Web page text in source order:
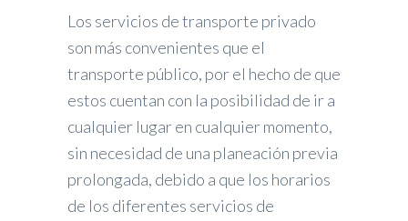
Los servicios de transporte privado
son más convenientes que el
transporte público, por el hecho de que
estos cuentan con la posibilidad de ir a
cualquier lugar en cualquier momento,
sin necesidad de una planeación previa
prolongada, debido a que los horarios
de los diferentes servicios de